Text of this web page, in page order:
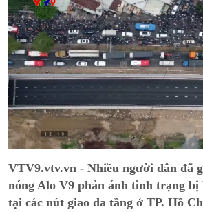
VTV9.vtv.vn - Nhiều người dân đã
nóng Alo V9 phản ánh tình trạng
tại các nút giao đa tầng ở TP. Hồ